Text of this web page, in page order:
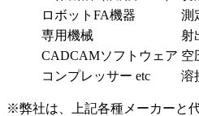
ロボットFA機器
測
専用機械
射
CADCAMソフトウェア 空
コンプレッサー etc
溶
※弊社は、上記各種メーカーと